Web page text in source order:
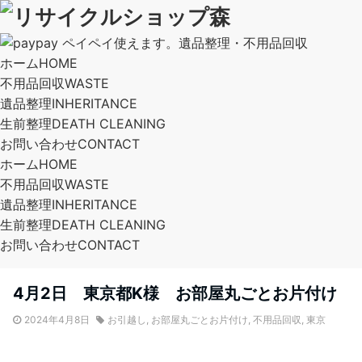
ホームHOME
不用品回収WASTE
遺品整理INHERITANCE
生前整理DEATH CLEANING
お問い合わせCONTACT
ホームHOME
不用品回収WASTE
遺品整理INHERITANCE
生前整理DEATH CLEANING
お問い合わせCONTACT
4月2日 東京都K様 お部屋丸ごとお片付け
2024年4月8日 お引越し , お部屋丸ごとお片付け, 不用品回収, 東京